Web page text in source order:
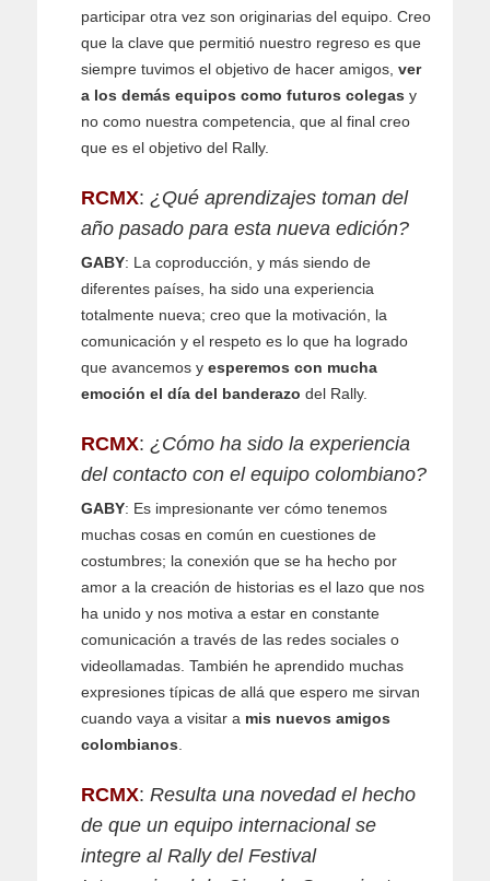
participar otra vez son originarias del equipo. Creo
que la clave que permitió nuestro regreso es que
siempre tuvimos el objetivo de hacer amigos, ver
a los demás equipos como futuros colegas y
no como nuestra competencia, que al final creo
que es el objetivo del Rally.
RCMX: ¿Qué aprendizajes toman del
año pasado para esta nueva edición?
GABY: La coproducción, y más siendo de
diferentes países, ha sido una experiencia
totalmente nueva; creo que la motivación, la
comunicación y el respeto es lo que ha logrado
que avancemos y esperemos con mucha
emoción el día del banderazo del Rally.
RCMX: ¿Cómo ha sido la experiencia
del contacto con el equipo colombiano?
GABY: Es impresionante ver cómo tenemos
muchas cosas en común en cuestiones de
costumbres; la conexión que se ha hecho por
amor a la creación de historias es el lazo que nos
ha unido y nos motiva a estar en constante
comunicación a través de las redes sociales o
videollamadas. También he aprendido muchas
expresiones típicas de allá que espero me sirvan
cuando vaya a visitar a mis nuevos amigos
colombianos
RCMX: Resulta una novedad el hecho
de que un equipo internacional se
integre al Rally del Festival